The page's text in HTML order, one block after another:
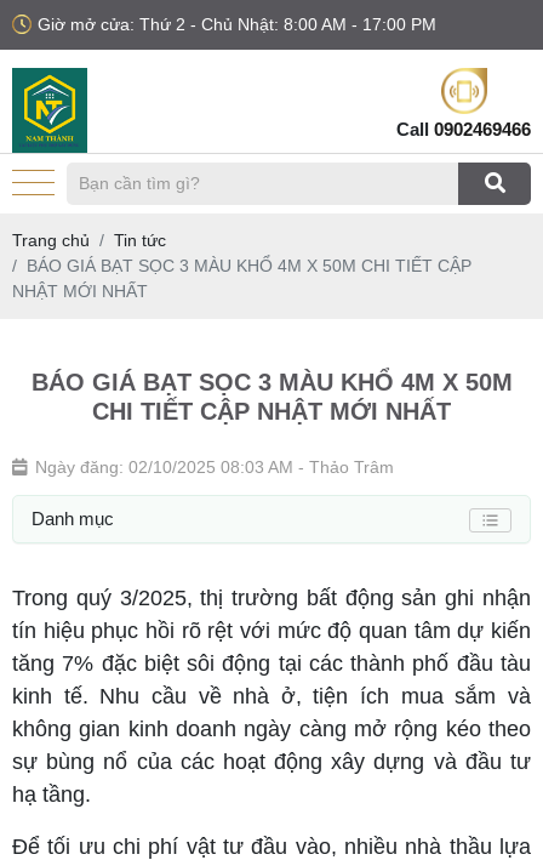
Giờ mở cửa: Thứ 2 - Chủ Nhật: 8:00 AM - 17:00 PM
Call 0902469466
Trang chủ
Tin tức
BÁO GIÁ BẠT SỌC 3 MÀU KHỔ 4M X 50M CHI TIẾT CẬP
NHẬT MỚI NHẤT
BÁO GIÁ BẠT SỌC 3 MÀU KHỔ 4M X 50M
CHI TIẾT CẬP NHẬT MỚI NHẤT
Ngày đăng: 02/10/2025 08:03 AM - Thảo Trâm
Danh mục
Trong quý 3/2025, thị trường bất động sản ghi nhận
tín hiệu phục hồi rõ rệt với mức độ quan tâm dự kiến
tăng 7% đặc biệt sôi động tại các thành phố đầu tàu
kinh tế. Nhu cầu về nhà ở, tiện ích mua sắm và
không gian kinh doanh ngày càng mở rộng kéo theo
sự bùng nổ của các hoạt động xây dựng và đầu tư
hạ tầng.
Để tối ưu chi phí vật tư đầu vào, nhiều nhà thầu lựa